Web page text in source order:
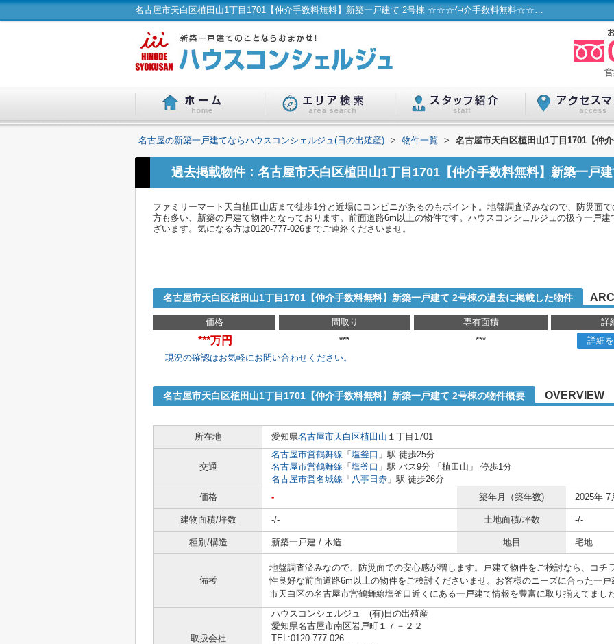
名古屋市天白区植田山1丁目1701【仲介手数料無料】新築一戸建て 2号棟 ☆☆☆仲介手数料無料☆☆☆ 名古屋市...／ハウスコンシェルジュ(日の出殖産)
名古屋の新築一戸建てならハウスコンシェルジュ(日の出殖産) > 物件一覧 > 名古屋市天白区植田山1丁目1701【仲
過去掲載物件：名古屋市天白区植田山1丁目1701【仲介手数料無料】新築一戸
ファミリーマート天白植田山店まで徒歩1分と近場にコンビニがあるのもポイント。地盤調査済みなので、防災面
方も多い、新築の戸建て物件となっております。前面道路6m以上の物件です。ハウスコンシェルジュの扱う一戸
ざいます。気になる方は0120-777-026までご連絡くださいませ。
名古屋市天白区植田山1丁目1701【仲介手数料無料】新築一戸建て 2号棟の過去に掲載した物件
価格 間取り 専有面積 詳
***万円 *** ***
詳細
現況の確認はお気軽にお問い合わせください。
名古屋市天白区植田山1丁目1701【仲介手数料無料】新築一戸建て 2号棟の物件概要 OVERVIEW
所在地 愛知県名古屋市天白区植田山 １丁目1701
交通
名古屋市営鶴舞線 「 塩釜口 」駅 徒歩25分
名古屋市営鶴舞線 「 塩釜口 」駅 バス9分 「植田山」 停歩1分
名古屋市営名城線 「 八事日赤 」駅 徒歩26分
価格
- 築年月（築年数) 2025年 7
建物面積/坪数 -/- 土地面積/坪数 -/-
種別/構造 新築一戸建 / 木造 地目 宅地
備考
地盤調査済みなので、防災面での安心感が増します。戸建て物件をご検討なら、コチ
性良好な前面道路6m以上の物件をご検討くださいませ。お客様のニーズに合った一
市天白区の名古屋市営鶴舞線塩釜口近くにある一戸建て情報を豊富に取り揃えてまし
取扱会社
ハウスコンシェルジュ (有)日の出殖産
愛知県名古屋市南区岩戸町１７－２２
TEL:0120-777-026